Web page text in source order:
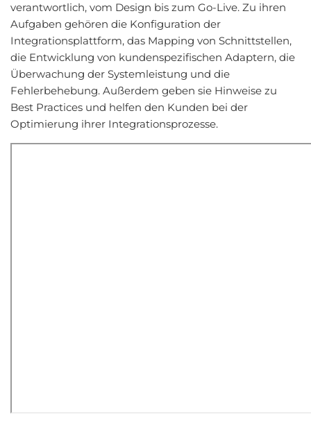
verantwortlich, vom Design bis zum Go-Live. Zu ihren
Aufgaben gehören die Konfiguration der
Integrationsplattform, das Mapping von Schnittstellen,
die Entwicklung von kundenspezifischen Adaptern, die
Überwachung der Systemleistung und die
Fehlerbehebung. Außerdem geben sie Hinweise zu
Best Practices und helfen den Kunden bei der
Optimierung ihrer Integrationsprozesse.